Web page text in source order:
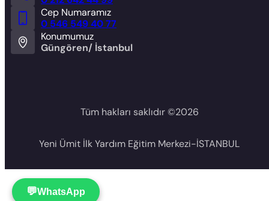
Cep Numaramız
0 546 549 40 77
Konumumuz
Güngören/ İstanbul
💬WhatsApp
Tüm hakları saklıdır ©2026
Yeni Ümit İlk Yardım Eğitim Merkezi-İSTANBUL